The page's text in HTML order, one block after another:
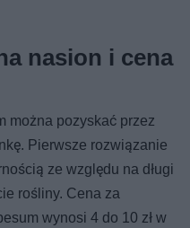
nasion i cena
można pozyskać przez
Pierwsze rozwiązanie
ze względu na długi
rośliny. Cena za
wynosi 4 do 10 zł w